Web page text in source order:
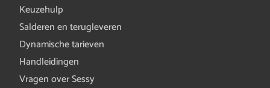
Keuzehulp
Salderen en terugleveren
Dynamische tarieven
Handleidingen
Vragen over Sessy